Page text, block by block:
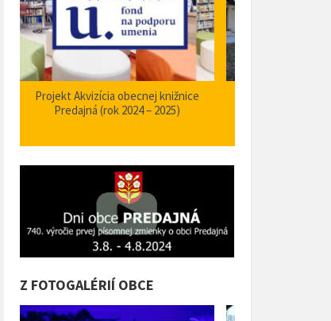
Zabezpečenie zvýšenia bezpečnosti a
plynulosti premávky – I/66 Predajná
Z FOTOGALÉRIÍ OBCE